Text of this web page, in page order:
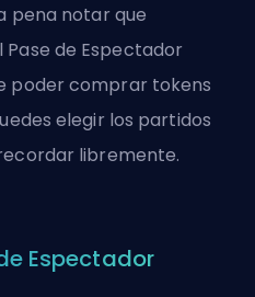
pena notar que
de Espectador
poder comprar tokens
elegir los partidos
libremente.
Espectador